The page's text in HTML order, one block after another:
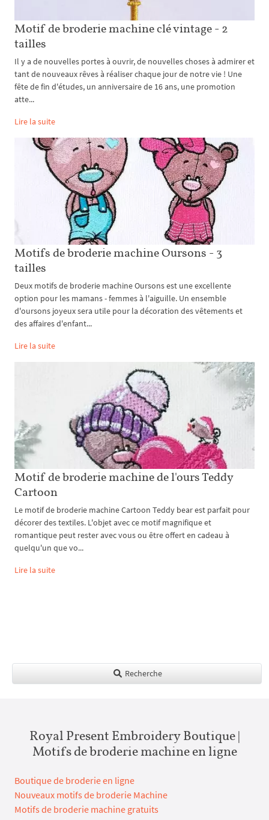
Motif de broderie machine clé vintage - 2
tailles
Il y a de nouvelles portes à ouvrir, de nouvelles choses à admirer et
tant de nouveaux rêves à réaliser chaque jour de notre vie ! Une
fête de fin d'études, un anniversaire de 16 ans, une promotion
atte...
Lire la suite
Motifs de broderie machine Oursons - 3
tailles
Deux motifs de broderie machine Oursons est une excellente
option pour les mamans - femmes à l'aiguille. Un ensemble
d'oursons joyeux sera utile pour la décoration des vêtements et
des affaires d'enfant...
Lire la suite
Motif de broderie machine de l'ours Teddy
Cartoon
Le motif de broderie machine Cartoon Teddy bear est parfait pour
décorer des textiles. L'objet avec ce motif magnifique et
romantique peut rester avec vous ou être offert en cadeau à
quelqu'un que vo...
Lire la suite
Recherche
Royal Present Embroidery Boutique |
Motifs de broderie machine en ligne
Boutique de broderie en ligne
Nouveaux motifs de broderie Machine
Motifs de broderie machine gratuits